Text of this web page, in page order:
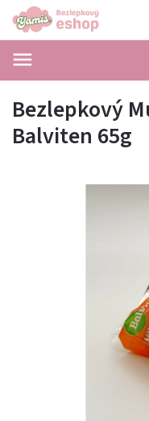
Bezlepkový
Balviten 65g